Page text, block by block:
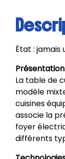
État : jamais
La table de
modèle
cuisines
associe la
foyer
différents